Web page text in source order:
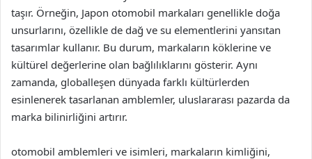
taşır. Örneğin, Japon otomobil markaları genellikle doğa
unsurlarını, özellikle de dağ ve su elementlerini yansıtan
tasarımlar kullanır. Bu durum, markaların köklerine ve
kültürel değerlerine olan bağlılıklarını gösterir. Aynı
zamanda, globalleşen dünyada farklı kültürlerden
esinlenerek tasarlanan amblemler, uluslararası pazarda da
marka bilinirliğini artırır.
otomobil amblemleri ve isimleri, markaların kimliğini,